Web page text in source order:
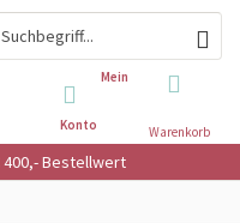
Bestellwert
Warenkorb
Mein
Konto